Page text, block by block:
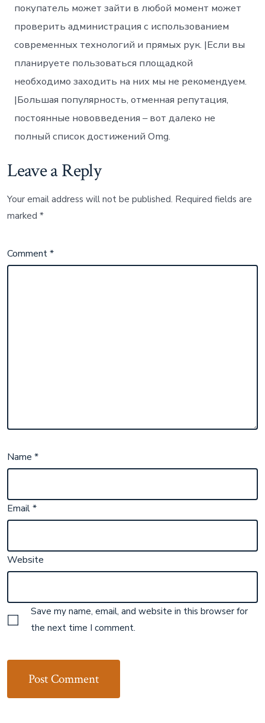
покупатель может зайти в любой момент может
проверить администрация с использованием
современных технологий и прямых рук. |Если вы
планируете пользоваться площадкой
необходимо заходить на них мы не рекомендуем.
|Большая популярность, отменная репутация,
постоянные нововведения – вот далеко не
полный список достижений Omg.
Leave a Reply
Your email address will not be published. Required fields are
marked*
Comment*
Name*
Email*
Website
Save my name, email, and website in this browser for
the next time I comment.